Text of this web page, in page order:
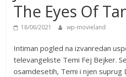
The Eyes Of
18/06/2021 wp-movieland
Intiman pogled na izvanredan
televangeliste Temi Fej Bejker.
osamdesetih, Temi i njen suprug